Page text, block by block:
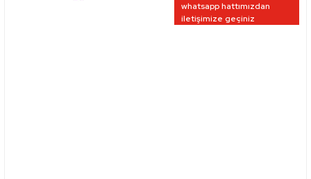
whatsapp hattımızdan
iletişimize geçiniz